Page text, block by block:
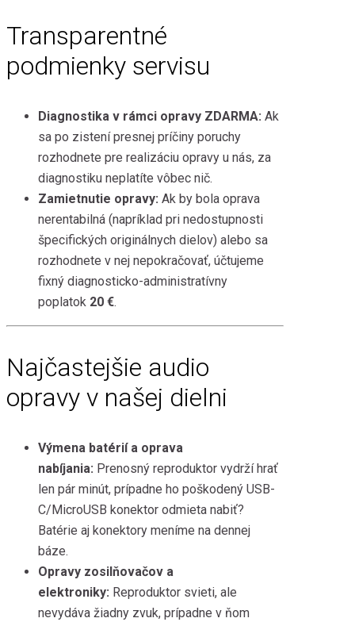
Transparentné
podmienky servisu
Diagnostika v rámci opravy ZDARMA: Ak
sa po zistení presnej príčiny poruchy
rozhodnete pre realizáciu opravy u nás, za
diagnostiku neplatíte vôbec nič.
Zamietnutie opravy: Ak by bola oprava
nerentabilná (napríklad pri nedostupnosti
špecifických originálnych dielov) alebo sa
rozhodnete v nej nepokračovať, účtujeme
fixný diagnosticko-administratívny
poplatok 20 €.
Najčastejšie audio
opravy v našej dielni
Výmena batérií a oprava
nabíjania: Prenosný reproduktor vydrží hrať
len pár minút, prípadne ho poškodený USB-
C/MicroUSB konektor odmieta nabiť?
Batérie aj konektory meníme na dennej
báze.
Opravy zosilňovačov a
elektroniky: Reproduktor svieti, ale
nevydáva žiadny zvuk, prípadne v ňom